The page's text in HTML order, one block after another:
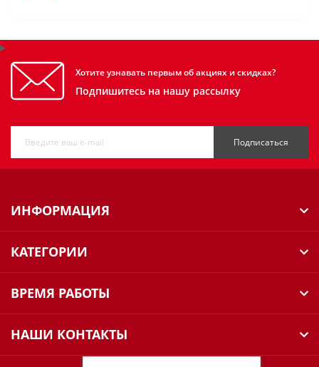
Хотите узнавать первым об акциях и скидках?
Подпишитесь на нашу рассылку
Подписаться
ИНФОРМАЦИЯ
КАТЕГОРИИ
ВРЕМЯ РАБОТЫ
НАШИ КОНТАКТЫ